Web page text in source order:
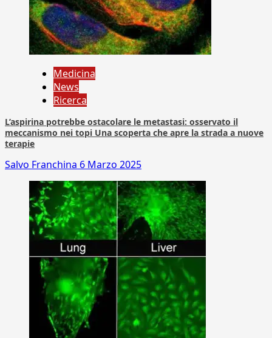
Medicina
News
Ricerca
L’aspirina potrebbe ostacolare le metastasi: osservato il
meccanismo nei topi Una scoperta che apre la strada a nuove
terapie
Salvo Franchina 6 Marzo 2025